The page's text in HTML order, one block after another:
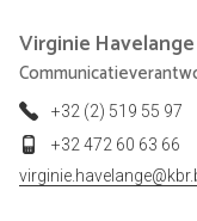
Virginie Havelange
+32 (2) 519 55 97
+32 472 60 63 66